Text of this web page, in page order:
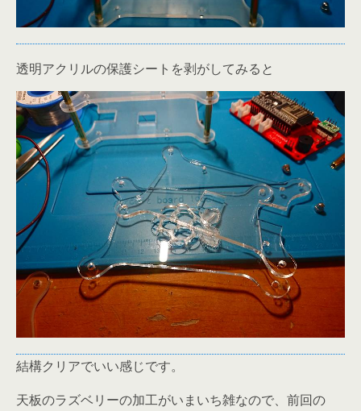
透明アクリルの保護シートを剥がしてみると
結構クリアでいい感じです。
天板のラズベリーの加工がいまいち雑なので、前回の